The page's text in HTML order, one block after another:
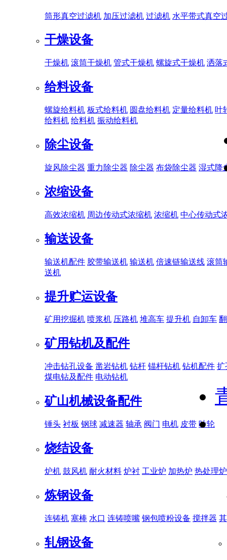
筒形真空过滤机 加压过滤机 过滤机 水平带式真空
干燥设备
干燥机 滚筒干燥机 管式干燥机 螺旋式干燥机 洒落
给料设备
螺旋给料机 板式给料机 圆盘给料机 定量给料机 叶
给料机 给料机 振动给料机
除尘设备
旋风除尘器 重力除尘器 除尘器 布袋除尘器 湿式降
浓缩设备
高效浓缩机 周边传动式浓缩机 浓缩机 中心传动式
输送设备
输送机配件 胶带输送机 输送机 倍速链输送线 滚筒
送机
提升贮运设备
矿用挖掘机 喷浆机 压路机 堆高车 提升机 自卸车
矿用钻机及配件
冲击钻孔设备 凿岩钻机 钻杆 锚杆钻机 钻机配件 扩
煤电钻及配件 电动钻机
矿山机械设备配件
锤头 衬板 钢球 减速器 轴承 阀门 电机 皮带 叶轮
烧结设备
炉机 鼓风机 耐火材料 炉衬 工业炉 加热炉 热处理炉
炼钢设备
连铸机 塞棒 水口 连铸喷嘴 钢包喷粉设备 搅拌器
轧钢设备